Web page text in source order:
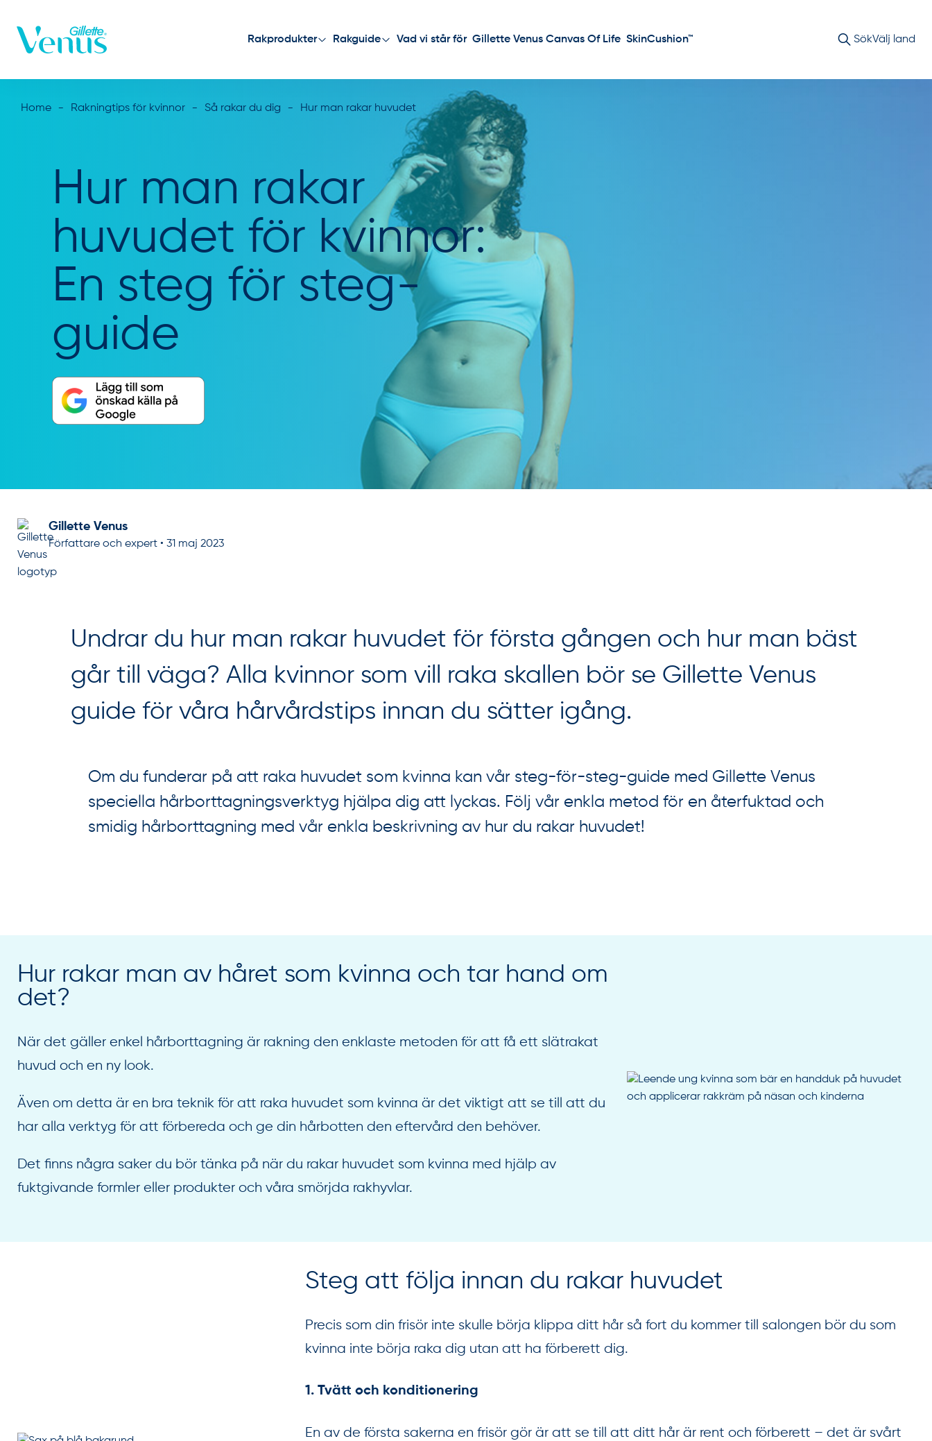
Rakprodukter Rakguide Vad vi står för Gillette Venus Canvas Of Life SkinCushion™ SökVälj land
Hur man rakar
huvudet för kvinnor:
En steg för steg-
guide
Home Rakningtips för kvinnor Så rakar du dig Hur man rakar huvudet
Gillette Venus
Författare och expert • 31 maj 2023
Undrar du hur man rakar huvudet för första gången och hur man bäst
går till väga? Alla kvinnor som vill raka skallen bör se Gillette Venus
guide för våra hårvårdstips innan du sätter igång.
Om du funderar på att raka huvudet som kvinna kan vår steg-för-steg-guide med Gillette Venus
speciella hårborttagningsverktyg hjälpa dig att lyckas. Följ vår enkla metod för en återfuktad och
smidig hårborttagning med vår enkla beskrivning av hur du rakar huvudet!
Hur rakar man av håret som kvinna och tar hand om
det?
När det gäller enkel hårborttagning är rakning den enklaste metoden för att få ett slätrakat
huvud och en ny look.
Även om detta är en bra teknik för att raka huvudet som kvinna är det viktigt att se till att du
har alla verktyg för att förbereda och ge din hårbotten den eftervård den behöver.
Det finns några saker du bör tänka på när du rakar huvudet som kvinna med hjälp av
fuktgivande formler eller produkter och våra smörjda rakhyvlar.
Steg att följa innan du rakar huvudet
Precis som din frisör inte skulle börja klippa ditt hår så fort du kommer till salongen bör du som
kvinna inte börja raka dig utan att ha förberett dig.
1. Tvätt och konditionering
En av de första sakerna en frisör gör är att se till att ditt hår är rent och förberett – det är svårt